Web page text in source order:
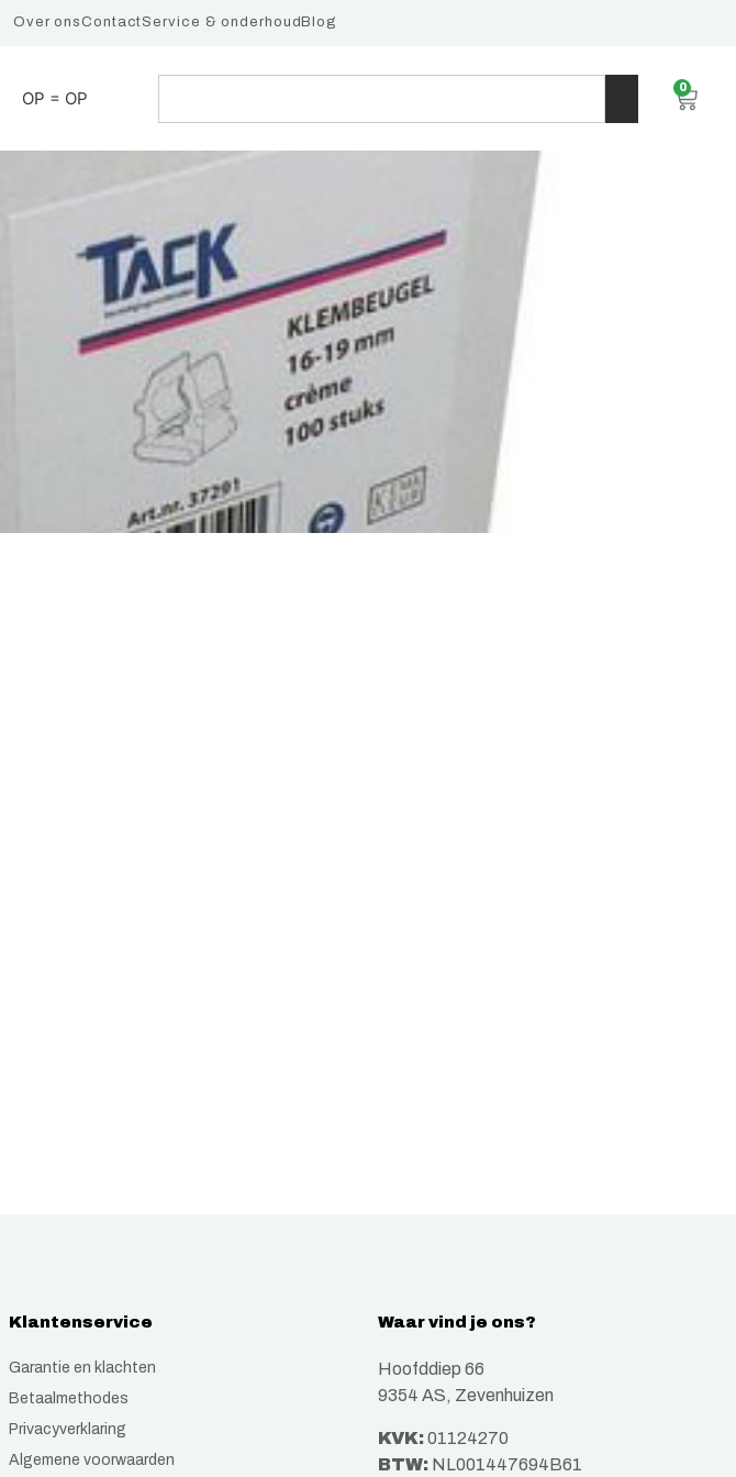
Over onsContactService & onderhoudBlog
OP = OP
0
Klantenservice
Garantie en klachten
Betaalmethodes
Privacyverklaring
Algemene voorwaarden
Waar vind je ons?
Hoofddiep 66
9354 AS, Zevenhuizen
KVK:01124270
BTW:NL001447694B61